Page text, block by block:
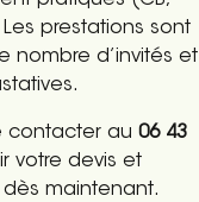
prestations sont
nombre d’invités et
contacter au 06 43
votre devis et
maintenant.